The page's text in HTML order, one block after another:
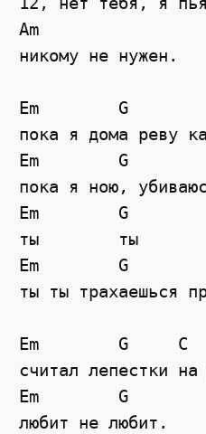
Am
никому не нужен.
Em        G
пока я дома реву
Em        G
пока я ною,
Em        G
ты        ты
Em        G
ты ты трахаешься
Em        G     C
считал лепестки на
Em        G
любит не любит.